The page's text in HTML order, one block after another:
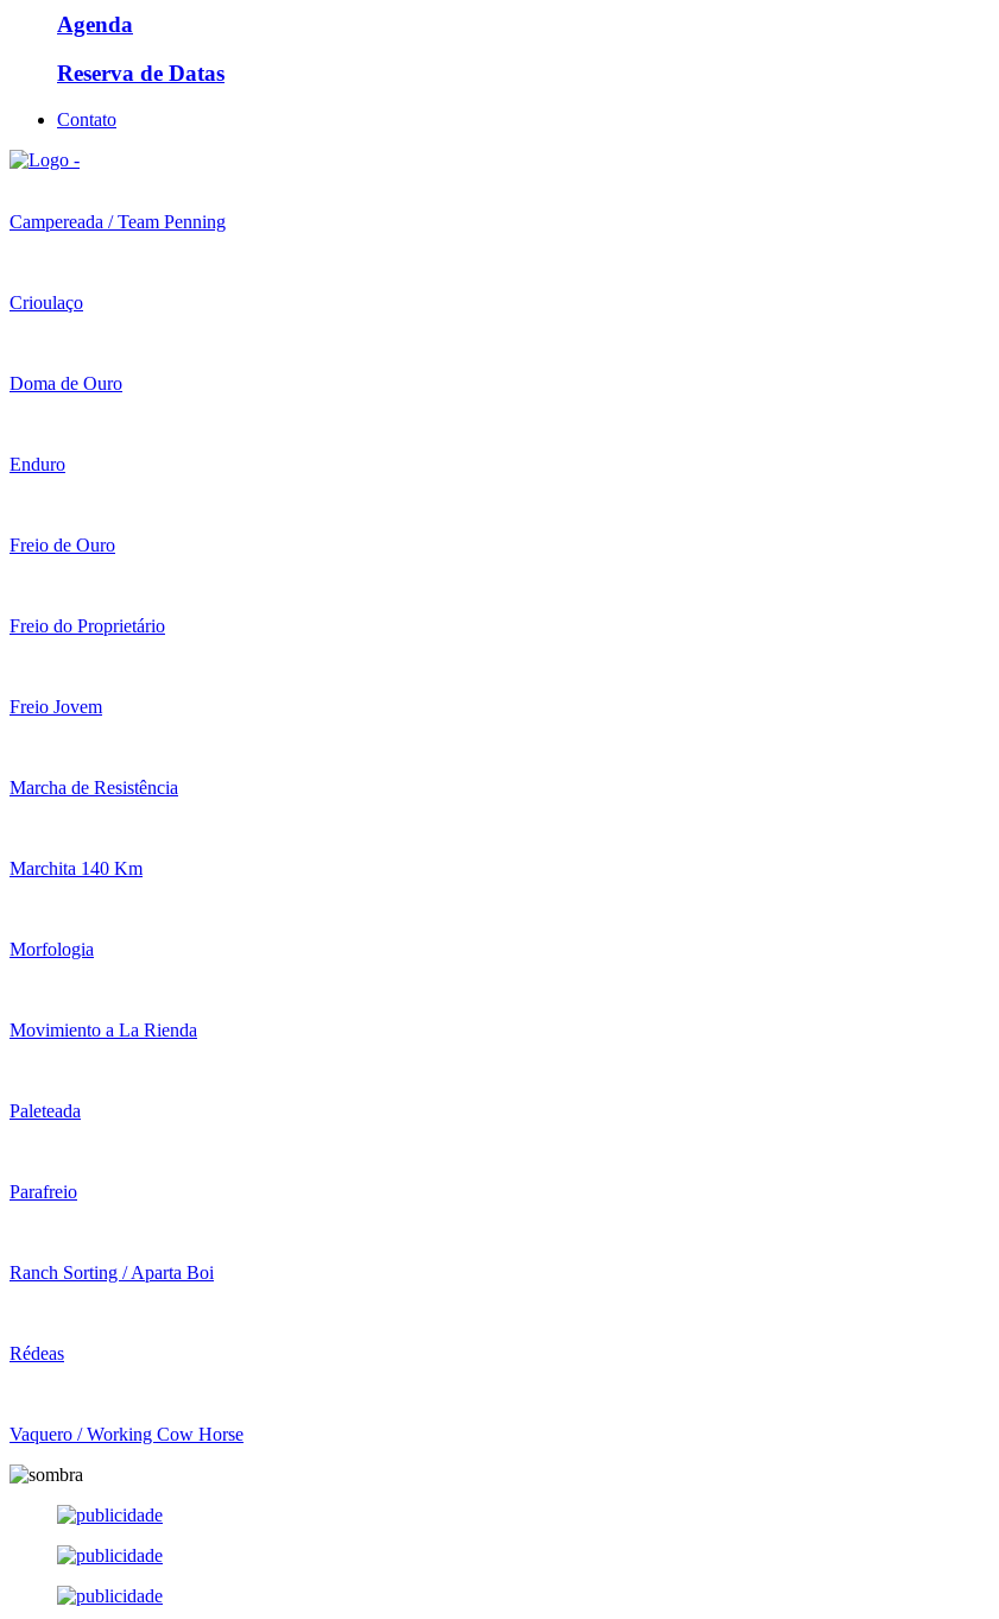
Agenda
Reserva de Datas
Contato
Campereada / Team Penning
Crioulaço
Doma de Ouro
Enduro
Freio de Ouro
Freio do Proprietário
Freio Jovem
Marcha de Resistência
Marchita 140 Km
Morfologia
Movimiento a La Rienda
Paleteada
Parafreio
Ranch Sorting / Aparta Boi
Rédeas
Vaquero / Working Cow Horse